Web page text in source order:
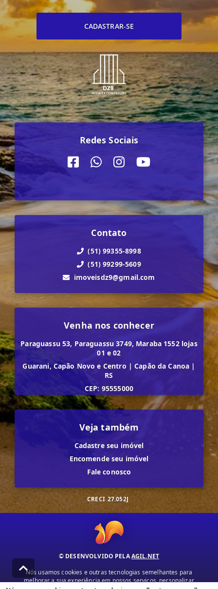
CADASTRAR-SE
Redes Sociais
Contato
(51) 99355-8998
(51) 99299-5609
imoveisdz9@gmail.com
Venha nos conhecer
Paraguassu 53, Paraguassu 3749, Maraba 1552 lojas
01 e 02
Guarani, Capão Novo e Centro | Capão da Canoa |
RS
CEP: 95555000
Veja também
Cadastre seu imóvel
Encomende seu imóvel
Fale conosco
CRECI 27.052J
© DESENVOLVIDO PELAAGIL.NET
Nós usamos cookies e outras tecnologias semelhantes para
melhorar a sua experiência em nossos serviços, personalizar